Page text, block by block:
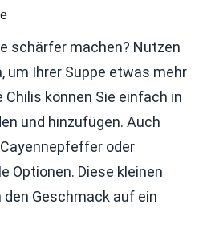
schärfer machen? Nutzen
um Ihrer Suppe etwas mehr
Chilis können Sie einfach in
und hinzufügen. Auch
oder
Optionen. Diese kleinen
Geschmack auf ein